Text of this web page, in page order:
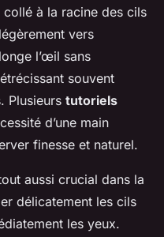
à la racine des cils
vers
l’œil sans
souvent
Plusieurs tutoriels
d’une main
finesse et naturel.
aussi crucial dans la
délicatement les cils
les yeux.